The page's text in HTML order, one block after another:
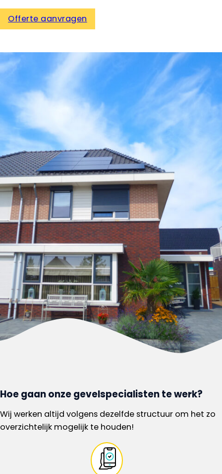
Offerte aanvragen
Hoe gaan onze gevelspecialisten te werk?
Wij werken altijd volgens dezelfde structuur om het zo
overzichtelijk mogelijk te houden!